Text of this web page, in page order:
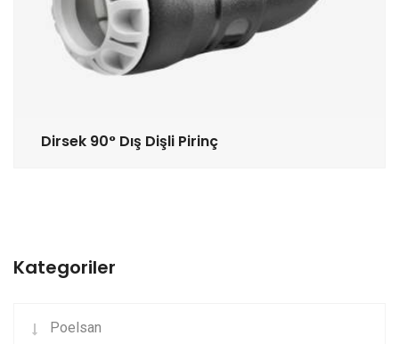
Dirsek 90° Dış Dişli Pirinç
Kategoriler
Poelsan